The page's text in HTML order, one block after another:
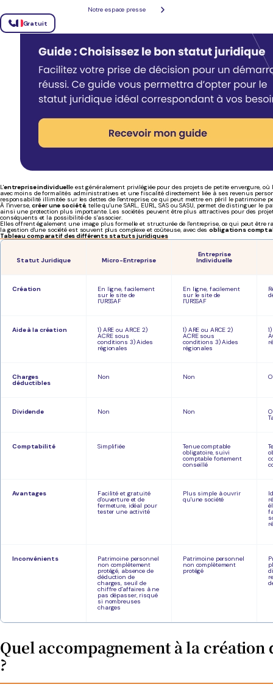
Notre espace presse
Gratuit
L'entreprise individuelle est généralement privilégiée pour des projets de petite envergure,
avec moins de formalités administratives et une fiscalité directement liée à ses revenus
responsabilité illimitée sur les dettes de l'entreprise, ce qui peut mettre en péril le patrimoine
À l'inverse,créer une société, telle qu'une SARL, EURL, SAS ou SASU, permet de distinguer
ainsi une protection plus importante. Les sociétés peuvent être plus attractives pour des
conséquents et la possibilité de s'associer.
Elles offrent également une image plus formelle et structurée de l'entreprise, ce qui peut être
la gestion d'une société est souvent plus complexe et coûteuse, avec desobligations
Tableau comparatif des différents statuts juridiques
Statut Juridique Micro-Entreprise
Entreprise
Individuelle
Création En ligne, facilement
sur le site de
l'URSSAF
En ligne, facilement
sur le site de
l'URSSAF
Aide à la création 1) ARE ou ARCE 2)
ACRE sous
conditions 3) Aides
régionales
1) ARE ou ARCE 2)
ACRE sous
conditions 3) Aides
régionales
Charges
déductibles
Non Non
Dividende Non Non
Comptabilité Simplifiée Tenue comptable
obligatoire, suivi
comptable fortement
conseillé
Avantages Facilité et gratuité
d'ouverture et de
fermeture, idéal pour
tester une activité
Plus simple à ouvrir
qu'une société
Inconvénients Patrimoine personnel
non complètement
protégé, absence de
déduction de
charges, seuil de
chiffre d'affaires à ne
pas dépasser, risqué
si nombreuses
charges
Patrimoine personnel
non complètement
protégé
Quel accompagnement à la création
?